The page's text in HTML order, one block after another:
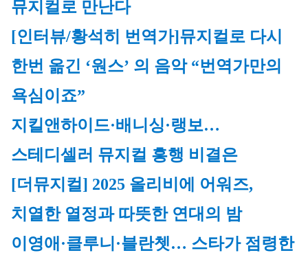
뮤지컬로 만난다
[인터뷰/황석히 번역가]뮤지컬로 다시
한번 옮긴 ‘원스’ 의 음악 “번역가만의
욕심이죠”
지킬앤하이드·배니싱·랭보…
스테디셀러 뮤지컬 흥행 비결은
[더뮤지컬] 2025 올리비에 어워즈,
치열한 열정과 따뜻한 연대의 밤
이영애·클루니·블란쳇… 스타가 점령한